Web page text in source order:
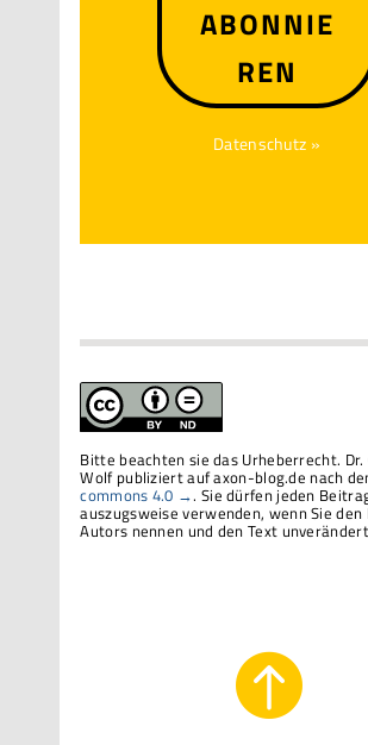
ABONNIE
REN
Datenschutz »
Bitte beachten sie das Urheberrecht. Dr.
Wolf publiziert auf axon-blog.de nach
commons 4.0 →. Sie dürfen jeden
auszugsweise verwenden, wenn Sie den
Autors nennen und den Text
